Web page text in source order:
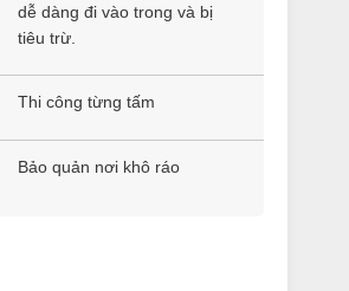
dễ dàng đi vào trong và bị
tiêu trừ.
Thi công từng tấm
Bảo quản nơi khô ráo